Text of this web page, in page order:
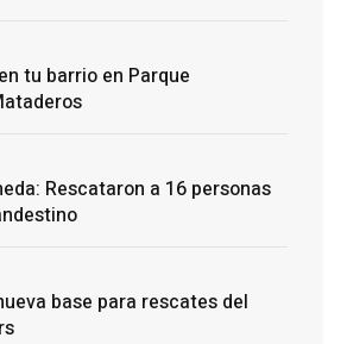
tu barrio en Parque
Rescataron a 16 personas
base para rescates del